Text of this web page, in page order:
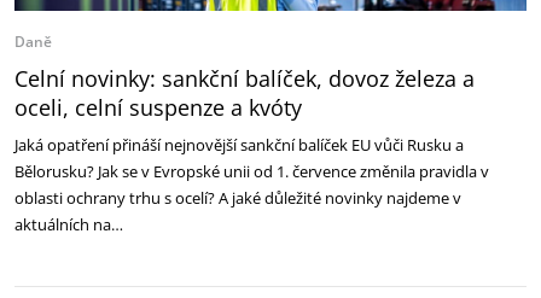
Daně
Celní novinky: sankční balíček, dovoz železa a
oceli, celní suspenze a kvóty
Jaká opatření přináší nejnovější sankční balíček EU vůči Rusku a
Bělorusku? Jak se v Evropské unii od 1. července změnila pravidla v
oblasti ochrany trhu s ocelí? A jaké důležité novinky najdeme v
aktuálních na…